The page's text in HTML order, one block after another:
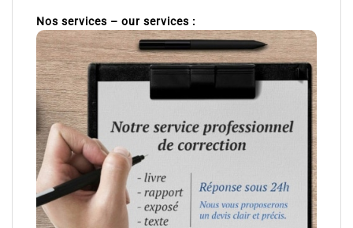
Nos services – our services :